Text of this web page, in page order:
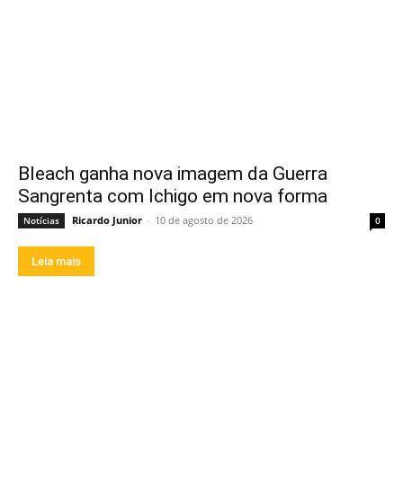
Bleach ganha nova imagem da Guerra
Sangrenta com Ichigo em nova forma
Notícias Ricardo Junior - 10 de agosto de 2026 0
Leia mais